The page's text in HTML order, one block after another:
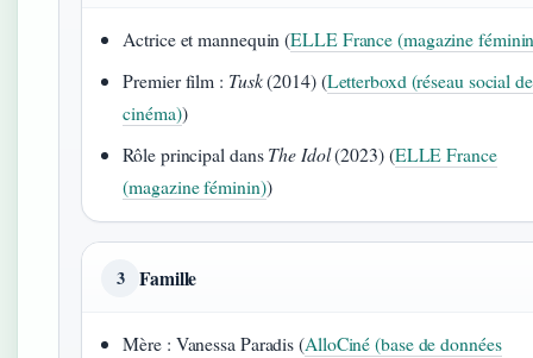
Actrice et mannequin(ELLE France (magazine
Premier film : Tusk(2014)(Letterboxd (réseau social de
cinéma))
Rôle principal dansThe Idol(2023) (ELLE France
(magazine féminin))
3 Famille
Mère : Vanessa Paradis(AlloCiné (base de données